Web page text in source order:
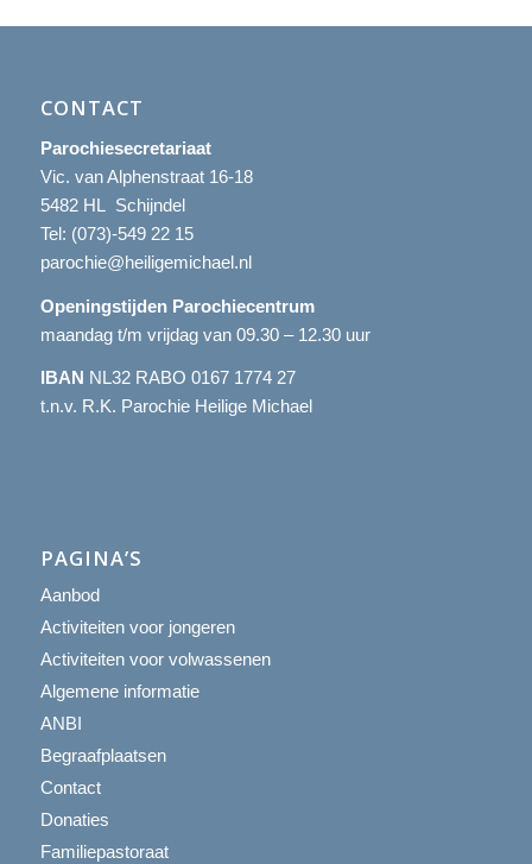
CONTACT
Parochiesecretariaat
Vic. van Alphenstraat 16-18
5482 HL Schijndel
Tel: (073)-549 22 15
parochie@heiligemichael.nl
Openingstijden Parochiecentrum
maandag t/m vrijdag van 09.30 – 12.30 uur
IBAN NL32 RABO 0167 1774 27
t.n.v. R.K. Parochie Heilige Michael
PAGINA’S
Aanbod
Activiteiten voor jongeren
Activiteiten voor volwassenen
Algemene informatie
ANBI
Begraafplaatsen
Contact
Donaties
Familiepastoraat